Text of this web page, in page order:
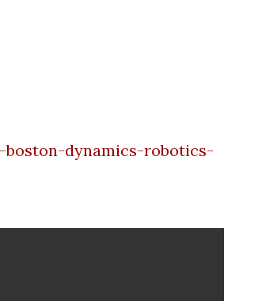
dynamics-robotics-